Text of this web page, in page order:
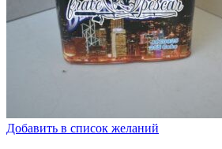
Добавить в список желаний